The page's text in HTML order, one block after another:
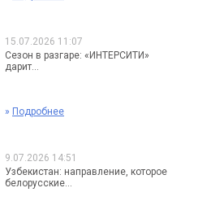
15.07.2026 11:07
Сезон в разгаре: «ИНТЕРСИТИ»
дарит...
» Подробнее
9.07.2026 14:51
Узбекистан: направление, которое
белорусские...